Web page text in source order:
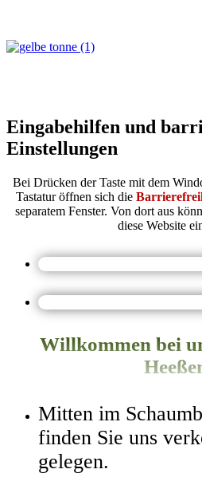
Eingabehilfen und
Einstellungen
Bei Drücken der Taste mit dem
Tastatur öffnen sich die
separatem Fenster. Von dort aus
diese Website
Willkommen bei
Mitten im
finden Sie uns
gelegen.